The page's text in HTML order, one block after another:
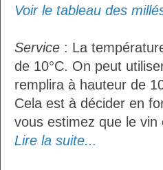
Voir le tableau des
Service : La
de 10°C. On peut
remplira à hauteur de
Cela est à décider en
vous estimez que le
Lire la suite...